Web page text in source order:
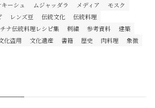
キーシュ ムジャッダラ メディア
モスク
レンズ豆 伝統文化
伝統料理
ナ伝統料理レシピ集
刺繍 参考資料
建築
化盗用 文化遺産 書籍 歴史 肉料理
象徴